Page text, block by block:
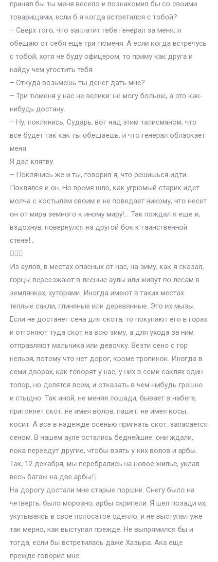
принял бы ты меня весело и познакомил бы со своими
товарищами, если б я когда встретился с тобой?
– Сверх того, что заплатит тебе генерал за меня, я
обещаю от себя еще три тюменя. А если когда встречусь
с тобой, хотя не буду офицером, то приму как друга и
найду чем угостить тебя.
– Откуда возьмешь ты денег дать мне?
– Три тюменя у нас не велики: не могу больше, а это как-
нибудь достану.
– Ну, поклянись, Сударь, вот над этим талисманом, что
все будет так как ты обещаешь, и что генерал обласкает
меня.
Я дал клятву.
– Поклянись же и ты, говорил я, что решишься идти.
Поклялся и он. Но время шло, как угрюмый старик идет
молча с костылем своим и не поведает никому, что несет
он от мира земного к иному миру!… Так пождал я еще и,
вздохнув, повернулся на другой бок к таинственной
стене!…

Из аулов, в местах опасных от нас, на зиму, как я сказал,
горцы переезжают в лесные аулы или живут по лесам в
землянках, хуторами. Иногда имеют в таких местах
теплые сакли, глиняные или деревянные. Это их мызы.
Если не достанет сена для скота, то покупают его в горах
и отгоняют туда скот на всю зиму, а для ухода за ним
отправляют мальчика или девочку. Везти сено с гор
нельзя, потому что нет дорог, кроме тропинок. Иногда в
семи дворах, как говорят у нас, у них в семи саклях один
топор, но делятся всем, и отказать в чем-нибудь грешно
и стыдно. Так иной, не меняя лошади, бывает в набеге,
пригоняет скот; не имея волов, пашет; не имея косы,
косит. А все в надежде осенью пригнать скот, запасается
сеном. В нашем ауле остались беднейшие: они ждали,
пока переедут другие, чтобы взять у них волов и арбы.
Так, 12 декабря, мы перебрались на новое жилье, уклав
весь багаж на две арбы.
На дорогу достали мне старые поршни. Снегу было на
четверть; было морозно, арбы скрипели. Я шел позади их,
укутываясь в свое полосатое одеяло, и не выступал уже
так мерно, как выступал прежде. Не выпрямился бы и
тогда, если бы встретилась даже Хазыра. Ака еще
прежде говорил мне: